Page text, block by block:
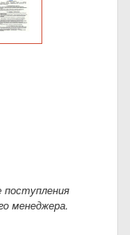
менеджера.